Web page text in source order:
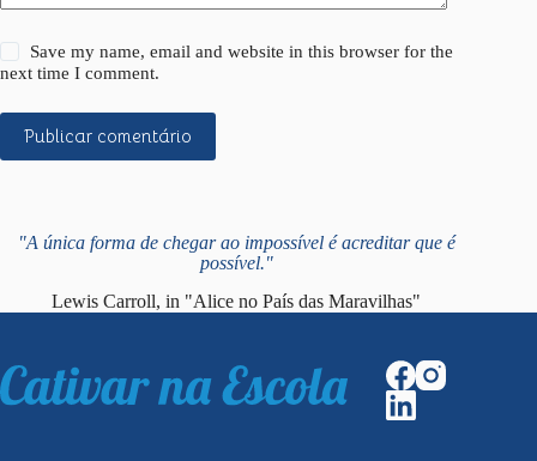
Save my name, email and website in this browser for the
next time I comment.
Publicar comentário
"A única forma de chegar ao impossível é acreditar que é
possível."
Lewis Carroll, in "Alice no País das Maravilhas"